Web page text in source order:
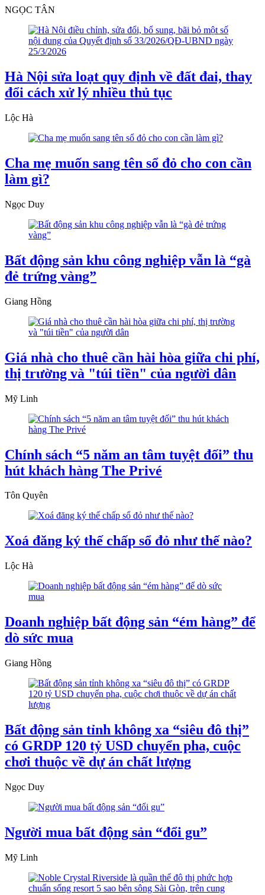
NGỌC TÂN
Hà Nội sửa loạt quy định về đất đai, thay
đổi cách xử lý nhiều thủ tục
Lộc Hà
Cha mẹ muốn sang tên sổ đỏ cho con cần
làm gì?
Ngọc Duy
Bất động sản khu công nghiệp vẫn là “gà
đẻ trứng vàng”
Giang Hồng
Giá nhà cho thuê cần hài hòa giữa chi phí,
thị trường và "túi tiền" của người dân
Mỹ Linh
Chính sách “5 năm an tâm tuyệt đối” thu
hút khách hàng The Privé
Tôn Quyên
Xoá đăng ký thế chấp sổ đỏ như thế nào?
Lộc Hà
Doanh nghiệp bất động sản “ém hàng” để
dò sức mua
Giang Hồng
Bất động sản tỉnh không xa “siêu đô thị”
có GRDP 120 tỷ USD chuyển pha, cuộc
chơi thuộc về dự án chất lượng
Ngọc Duy
Người mua bất động sản “đổi gu”
Mỹ Linh